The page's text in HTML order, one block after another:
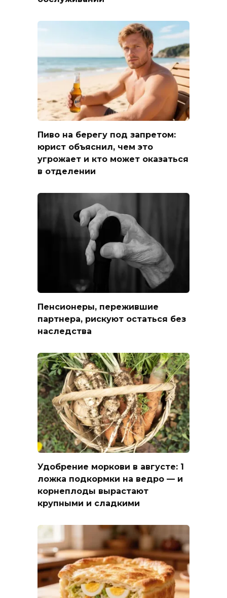
Пиво на берегу под запретом:
юрист объяснил, чем это
угрожает и кто может оказаться
в отделении
Пенсионеры, пережившие
партнера, рискуют остаться без
наследства
Удобрение моркови в августе: 1
ложка подкормки на ведро — и
корнеплоды вырастают
крупными и сладкими